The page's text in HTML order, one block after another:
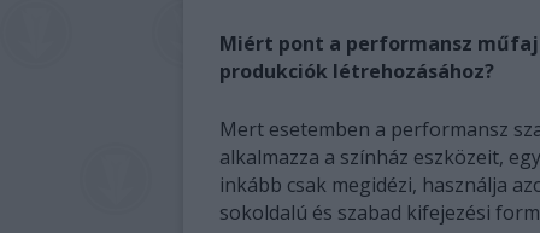
Miért pont a performansz
produkciók létrehozásához?
Mert esetemben a performansz
alkalmazza a színház eszközeit,
inkább csak megidézi, használja
sokoldalú és szabad kifejezési